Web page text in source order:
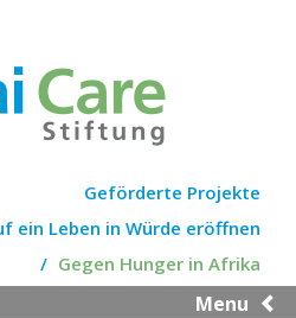
Geförderte Projekte
ein Leben in Würde eröffnen
Gegen Hunger in Afrika
Menu